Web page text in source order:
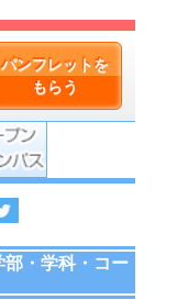
パンフレットを
もらう
・学科・コー